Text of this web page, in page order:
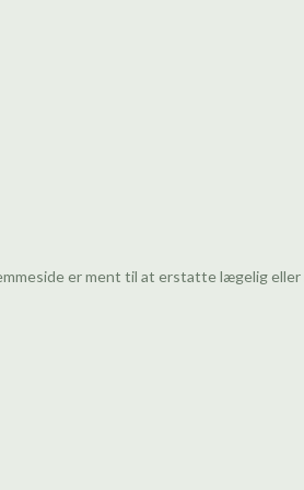
er ment til at erstatte lægelig